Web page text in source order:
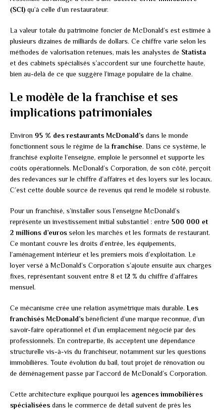
(SCI) qu’à celle d’un restaurateur.
La valeur totale du patrimoine foncier de McDonald’s est estimée à
plusieurs dizaines de milliards de dollars. Ce chiffre varie selon les
méthodes de valorisation retenues, mais les analystes de Statista
et des cabinets spécialisés s’accordent sur une fourchette haute,
bien au-delà de ce que suggère l’image populaire de la chaîne.
Le modèle de la franchise et ses
implications patrimoniales
Environ 95 % des restaurants McDonald’s dans le monde
fonctionnent sous le régime de la franchise. Dans ce système, le
franchisé exploite l’enseigne, emploie le personnel et supporte les
coûts opérationnels. McDonald’s Corporation, de son côté, perçoit
des redevances sur le chiffre d’affaires et des loyers sur les locaux.
C’est cette double source de revenus qui rend le modèle si robuste.
Pour un franchisé, s’installer sous l’enseigne McDonald’s
représente un investissement initial substantiel : entre 500 000 et
2 millions d’euros selon les marchés et les formats de restaurant.
Ce montant couvre les droits d’entrée, les équipements,
l’aménagement intérieur et les premiers mois d’exploitation. Le
loyer versé à McDonald’s Corporation s’ajoute ensuite aux charges
fixes, représentant souvent entre 8 et 12 % du chiffre d’affaires
mensuel.
Ce mécanisme crée une relation asymétrique mais durable.Les
franchisés McDonald’sbénéficient d’une marque reconnue, d’un
savoir-faire opérationnel et d’un emplacement négocié par des
professionnels. En contrepartie, ils acceptent une dépendance
structurelle vis-à-vis du franchiseur, notamment sur les questions
immobilières. Toute évolution du bail, tout projet de rénovation ou
de déménagement passe par l’accord de McDonald’s Corporation.
Cette architecture explique pourquoi les agences immobilières
spécialisées dans le commerce de détail suivent de près les